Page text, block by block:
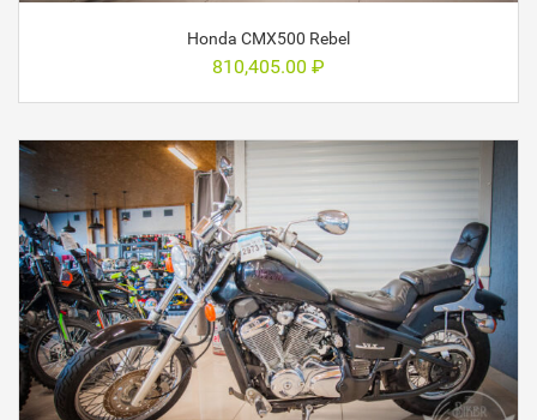
Honda CMX500 Rebel
810,405.00 ₽